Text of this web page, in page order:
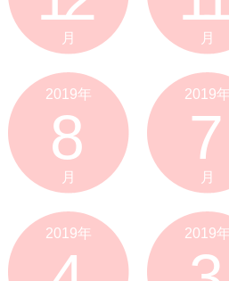
月 月
2019年
8
月
2019
7
月
2019年 2019